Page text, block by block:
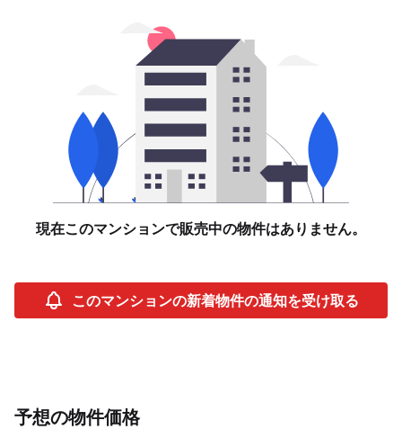
現在このマンションで販売中の物件はありません。
このマンションの新着物件の通知を受け取る
予想の物件価格